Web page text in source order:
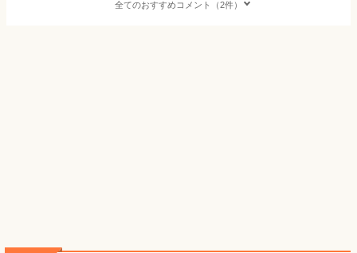
全てのおすすめコメント（2件）